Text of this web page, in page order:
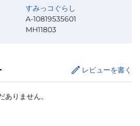
すみっコぐらし
A-10819535601
MH11803
レビューを書く
りません。